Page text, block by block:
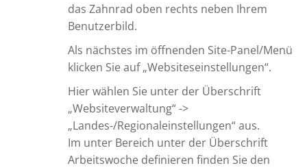
das Zahnrad oben rechts neben Ihrem
Benutzerbild.
Als nächstes im öffnenden Site-Panel/Menü
klicken Sie auf „Websiteseinstellungen“.
Hier wählen Sie unter der Überschrift
„Websiteverwaltung“ ->
„Landes-/Regionaleinstellungen“ aus.
Im unter Bereich unter der Überschrift
Arbeitswoche definieren finden Sie den